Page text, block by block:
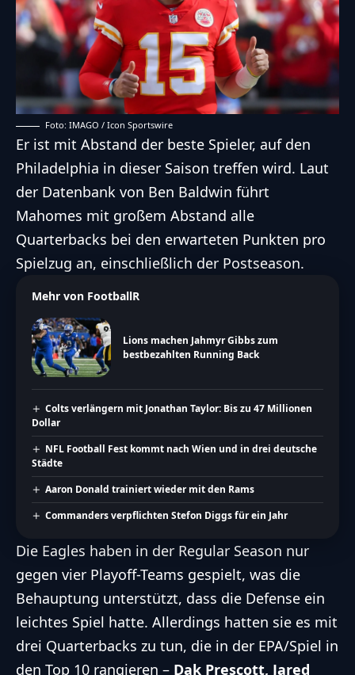
Foto: IMAGO / Icon Sportswire
Er ist mit Abstand der beste Spieler, auf den
Philadelphia in dieser Saison treffen wird. Laut
der Datenbank von Ben Baldwin führt
Mahomes mit großem Abstand alle
Quarterbacks bei den erwarteten Punkten pro
Spielzug an, einschließlich der Postseason.
Mehr von FootballR
Lions machen Jahmyr Gibbs zum
bestbezahlten Running Back
Colts verlängern mit Jonathan Taylor: Bis zu 47 Millionen
Dollar
NFL Football Fest kommt nach Wien und in drei deutsche
Städte
Aaron Donald trainiert wieder mit den Rams
Commanders verpflichten Stefon Diggs für ein Jahr
Die Eagles haben in der Regular Season nur
gegen vier Playoff-Teams gespielt, was die
Behauptung unterstützt, dass die Defense ein
leichtes Spiel hatte. Allerdings hatten sie es mit
drei Quarterbacks zu tun, die in der EPA/Spiel in
den Top 10 rangieren – Dak Prescott, Jared